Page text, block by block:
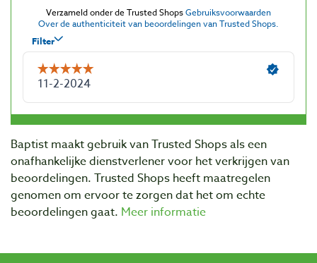
Baptist maakt gebruik van Trusted Shops als een
onafhankelijke dienstverlener voor het verkrijgen van
beoordelingen. Trusted Shops heeft maatregelen
genomen om ervoor te zorgen dat het om echte
beoordelingen gaat. Meer informatie